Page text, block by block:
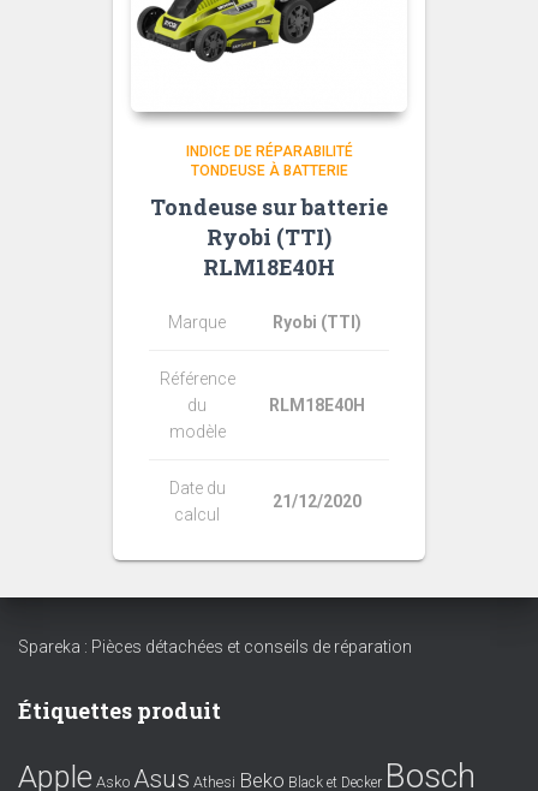
INDICE DE RÉPARABILITÉ
TONDEUSE À BATTERIE
Tondeuse sur batterie
Ryobi (TTI)
RLM18E40H
Marque Ryobi (TTI)
Référence
du
modèle
RLM18E40H
Date du
calcul
21/12/2020
Spareka : Pièces détachées et conseils de réparation
Étiquettes produit
Apple Asko Asus Athesi Beko Black et Decker Bosch